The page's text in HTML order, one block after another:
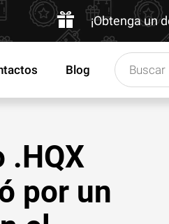
¡Obtenga un
Blog
.HQX
por un